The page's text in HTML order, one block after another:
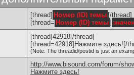
[thread] Номер (ID) темы [/thread]
[thread= Номер (ID) темы]
[thread]42918[/thread]
[thread=42918]Нажмите здесь![/
(Note: The threadid/postid is just an
http://www.bisound.com/forum/
Нажмите здесь!